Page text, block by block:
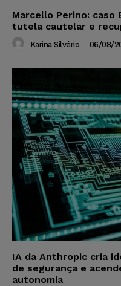
Marcello Perino:
tutela cautelar e
Karina Silvério - 06/08/
IA da Anthropic cria
de segurança e
autonomia